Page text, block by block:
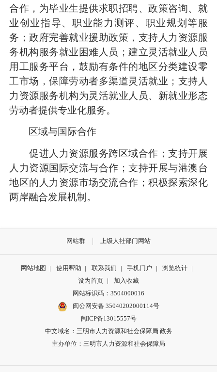
合作，为毕业生提供求职招聘、政策咨询、就
业创业指导、职业能力测评、职业规划等服
务；政府完善就业援助政策，支持人力资源服
务机构服务就业困难人员；建立灵活就业人员
用工服务平台，鼓励有条件的地区分类建设零
工市场，保障劳动者多渠道灵活就业；支持人
力资源服务机构为灵活就业人员、新就业形态
劳动者提供专业化服务。
区域与国际合作
促进人力资源服务跨区域合作；支持开展
人力资源国际交流与合作；支持开展与港澳台
地区的人力资源市场交流合作；积极探索深化
两岸融合发展机制。
网站群 上级人社部门网站
网站地图 | 使用帮助 | 联系我们 | 手机门户 | 浏览统计 |
设为首页 |
加入收藏
网站标识码：3504000016
闽公网安备 35040202000114号
闽ICP备13015557号
中文域名：三明市人力资源和社会保障局.政务
主办单位：三明市人力资源和社会保障局